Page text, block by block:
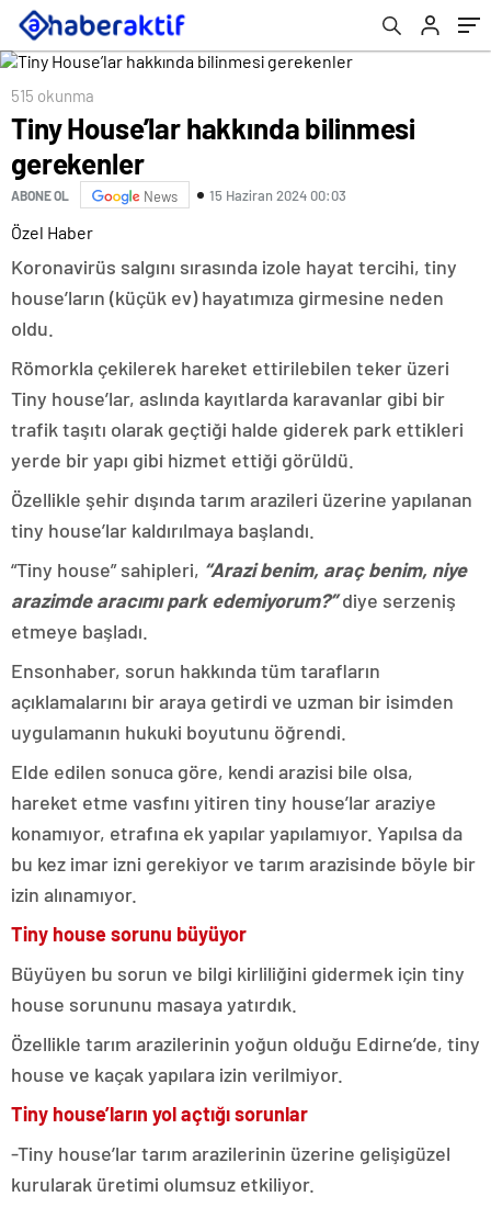
515 okunma
Tiny House’lar hakkında bilinmesi
gerekenler
ABONE OL News 15 Haziran 2024 00:03
Özel Haber
Koronavirüs salgını sırasında izole hayat tercihi, tiny
house’ların (küçük ev) hayatımıza girmesine neden
oldu.
Römorkla çekilerek hareket ettirilebilen teker üzeri
Tiny house’lar, aslında kayıtlarda karavanlar gibi bir
trafik taşıtı olarak geçtiği halde giderek park ettikleri
yerde bir yapı gibi hizmet ettiği görüldü.
Özellikle şehir dışında tarım arazileri üzerine yapılanan
tiny house’lar kaldırılmaya başlandı.
“Tiny house” sahipleri, “Arazi benim, araç benim, niye
arazimde aracımı park edemiyorum?”diye serzeniş
etmeye başladı.
Ensonhaber, sorun hakkında tüm tarafların
açıklamalarını bir araya getirdi ve uzman bir isimden
uygulamanın hukuki boyutunu öğrendi.
Elde edilen sonuca göre, kendi arazisi bile olsa,
hareket etme vasfını yitiren tiny house’lar araziye
konamıyor, etrafına ek yapılar yapılamıyor. Yapılsa da
bu kez imar izni gerekiyor ve tarım arazisinde böyle bir
izin alınamıyor.
Tiny house sorunu büyüyor
Büyüyen bu sorun ve bilgi kirliliğini gidermek için tiny
house sorununu masaya yatırdık.
Özellikle tarım arazilerinin yoğun olduğu Edirne’de, tiny
house ve kaçak yapılara izin verilmiyor.
Tiny house’ların yol açtığı sorunlar
-Tiny house’lar tarım arazilerinin üzerine gelişigüzel
kurularak üretimi olumsuz etkiliyor.